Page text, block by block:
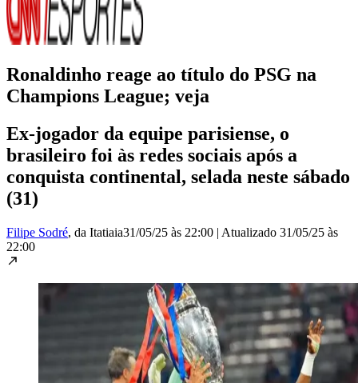
Ronaldinho reage ao título do PSG na
Champions League; veja
Ex-jogador da equipe parisiense, o
brasileiro foi às redes sociais após a
conquista continental, selada neste sábado
(31)
Filipe Sodré, da Itatiaia31/05/25 às 22:00 | Atualizado 31/05/25 às
22:00